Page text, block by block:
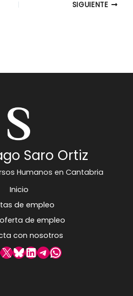
SIGUIENTE
Saro Ortiz
Humanos en Cantabria
Inicio
de empleo
de empleo
con nosotros
X Bluesky
LinkedIn
Telegram
WhatsApp